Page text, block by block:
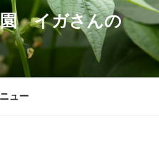
園 イガさんの
ュー